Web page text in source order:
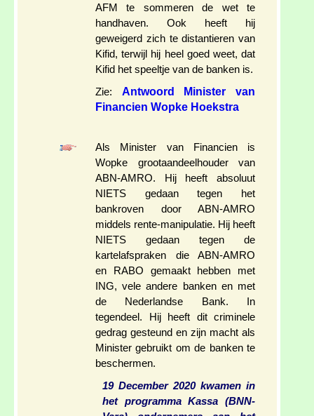
AFM te sommeren de wet te
handhaven. Ook heeft hij
geweigerd zich te distantieren van
Kifid, terwijl hij heel goed weet, dat
Kifid het speeltje van de banken is.
Zie: Antwoord Minister van
Financien Wopke Hoekstra
Als Minister van Financien is
Wopke grootaandeelhouder van
ABN-AMRO. Hij heeft absoluut
NIETS gedaan tegen het
bankroven door ABN-AMRO
middels rente-manipulatie. Hij heeft
NIETS gedaan tegen de
kartelafspraken die ABN-AMRO
en RABO gemaakt hebben met
ING, vele andere banken en met
de Nederlandse Bank. In
tegendeel. Hij heeft dit criminele
gedrag gesteund en zijn macht als
Minister gebruikt om de banken te
beschermen.
19 December 2020 kwamen in
het programma Kassa (BNN-